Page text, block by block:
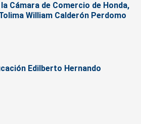
Cámara de Comercio de Honda,
William Calderón Perdomo
Edilberto Hernando